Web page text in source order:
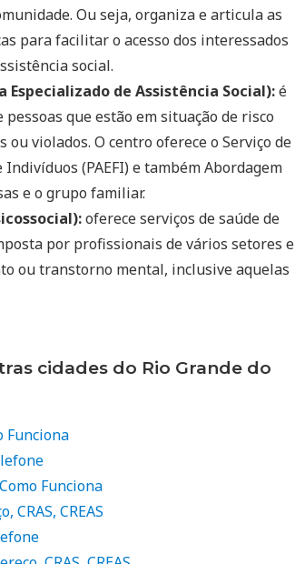
Ou seja, organiza e articula as
para facilitar o acesso dos interessados
social.
Especializado de Assistência Social):é
que estão em situação de risco
violados. O centro oferece o Serviço de
(PAEFI) e também Abordagem
e o grupo familiar.
oferece serviços de saúde de
por profissionais de vários setores e
ou transtorno mental, inclusive aquelas
cidades do Rio Grande do
Funciona
Funciona
CRAS, CREAS